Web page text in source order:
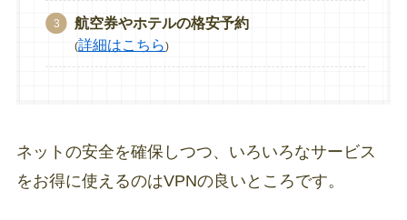
航空券やホテルの格安予約
(詳細はこちら)
ネットの安全を確保しつつ、いろいろなサービス
をお得に使えるのはVPNの良いところです。